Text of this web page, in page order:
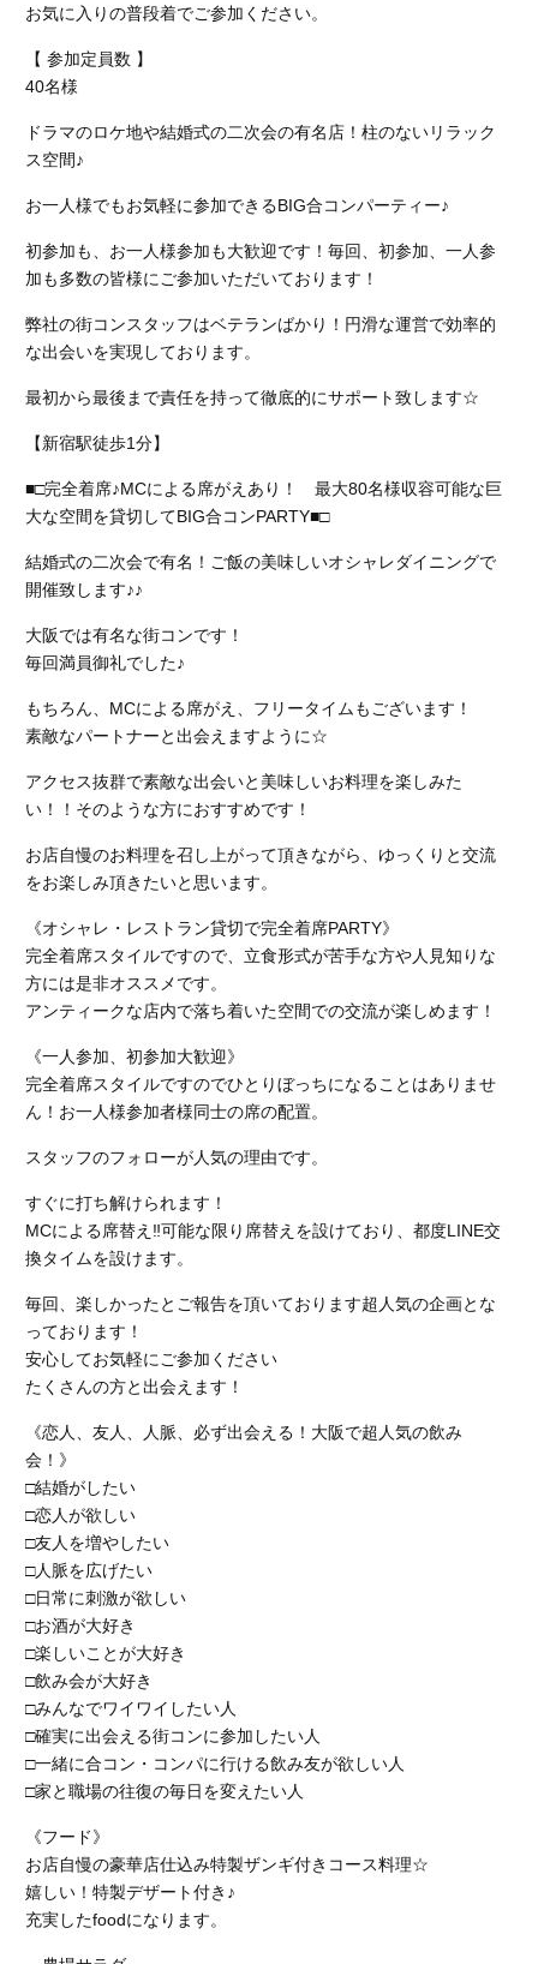
お気に入りの普段着でご参加ください。
【 参加定員数 】
40名様
ドラマのロケ地や結婚式の二次会の有名店！柱のないリラック
ス空間♪
お一人様でもお気軽に参加できるBIG合コンパーティー♪
初参加も、お一人様参加も大歓迎です！毎回、初参加、一人参
加も多数の皆様にご参加いただいております！
弊社の街コンスタッフはベテランばかり！円滑な運営で効率的
な出会いを実現しております。
最初から最後まで責任を持って徹底的にサポート致します☆
【新宿駅徒歩1分】
■□完全着席♪MCによる席がえあり！ 最大80名様収容可能な巨
大な空間を貸切してBIG合コンPARTY■□
結婚式の二次会で有名！ご飯の美味しいオシャレダイニングで
開催致します♪♪
大阪では有名な街コンです！
毎回満員御礼でした♪
もちろん、MCによる席がえ、フリータイムもございます！
素敵なパートナーと出会えますように☆
アクセス抜群で素敵な出会いと美味しいお料理を楽しみた
い！！そのような方におすすめです！
お店自慢のお料理を召し上がって頂きながら、ゆっくりと交流
をお楽しみ頂きたいと思います。
《オシャレ・レストラン貸切で完全着席PARTY》
完全着席スタイルですので、立食形式が苦手な方や人見知りな
方には是非オススメです。
アンティークな店内で落ち着いた空間での交流が楽しめます！
《一人参加、初参加大歓迎》
完全着席スタイルですのでひとりぼっちになることはありませ
ん！お一人様参加者様同士の席の配置。
スタッフのフォローが人気の理由です。
すぐに打ち解けられます！
MCによる席替え‼︎可能な限り席替えを設けており、都度LINE交
換タイムを設けます。
毎回、楽しかったとご報告を頂いております超人気の企画とな
っております！
安心してお気軽にご参加ください
たくさんの方と出会えます！
《恋人、友人、人脈、必ず出会える！大阪で超人気の飲み
会！》
□結婚がしたい
□恋人が欲しい
□友人を増やしたい
□人脈を広げたい
□日常に刺激が欲しい
□お酒が大好き
□楽しいことが大好き
□飲み会が大好き
□みんなでワイワイしたい人
□確実に出会える街コンに参加したい人
□一緒に合コン・コンパに行ける飲み友が欲しい人
□家と職場の往復の毎日を変えたい人
《フード》
お店自慢の豪華店仕込み特製ザンギ付きコース料理☆
嬉しい！特製デザート付き♪
充実したfoodになります。